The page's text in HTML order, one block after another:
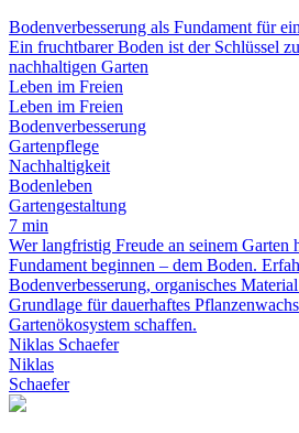
Bodenverbesserung als Fundament für
Ein fruchtbarer Boden ist der Schlüssel
nachhaltigen Garten
Leben im Freien
Leben im Freien
Bodenverbesserung
Gartenpflege
Nachhaltigkeit
Bodenleben
Gartengestaltung
7 min
Wer langfristig Freude an seinem Garten
Fundament beginnen – dem Boden.
Bodenverbesserung, organisches
Grundlage für dauerhaftes
Gartenökosystem schaffen.
Niklas Schaefer
Niklas
Schaefer